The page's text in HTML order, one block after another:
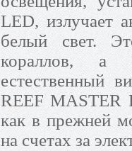
LED, излучает
белый свет.
кораллов, а
естественный
REEF MASTER
как в прежней
на счетах за